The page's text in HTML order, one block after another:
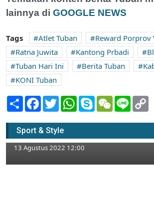
lainnya di GOOGLE NEWS
Tags Atlet Tuban
Reward Porprov
Ratna Juwita
Kantong Prbadi
Tuban Hari Ini
Berita Tuban
KONI Tuban
Share Facebook
TwitterWhatsApp
SkypeWeChatLine
Sport & Style
Sabtu 13 Agustus 2022 : Beras,
Goreng, Daging hingga Cabai
Turun Harga
13 Agustus 2022 12:00